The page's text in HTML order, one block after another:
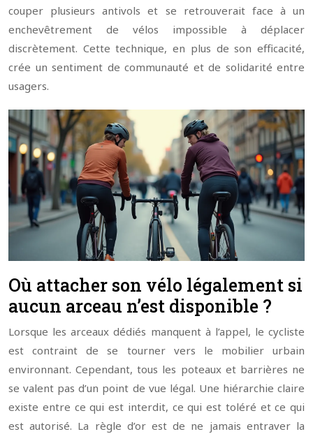
couper plusieurs antivols et se retrouverait face à un
enchevêtrement de vélos impossible à déplacer
discrètement. Cette technique, en plus de son efficacité,
crée un sentiment de communauté et de solidarité entre
usagers.
Où attacher son vélo légalement si
aucun arceau n’est disponible ?
Lorsque les arceaux dédiés manquent à l’appel, le cycliste
est contraint de se tourner vers le mobilier urbain
environnant. Cependant, tous les poteaux et barrières ne
se valent pas d’un point de vue légal. Une hiérarchie claire
existe entre ce qui est interdit, ce qui est toléré et ce qui
est autorisé. La règle d’or est de ne jamais entraver la